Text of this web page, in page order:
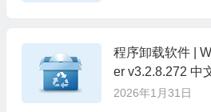
程序卸载软件 |
er v3.2.8.272 中
2026年1月31日